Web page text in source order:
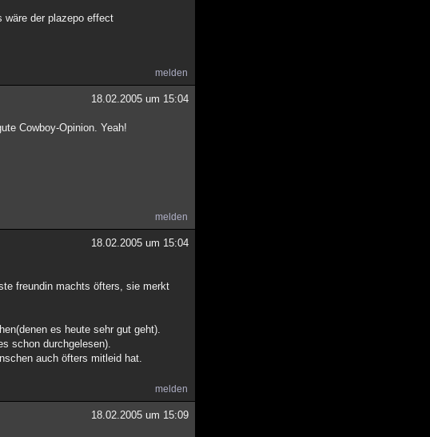
wäre der plazepo effect
melden
18.02.2005 um 15:04
Cowboy-Opinion. Yeah!
melden
18.02.2005 um 15:04
freundin machts öfters, sie merkt
es heute sehr gut geht).
schon durchgelesen).
auch öfters mitleid hat.
melden
18.02.2005 um 15:09